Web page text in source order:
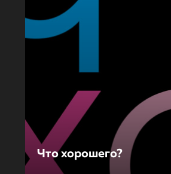
Что хорошего?